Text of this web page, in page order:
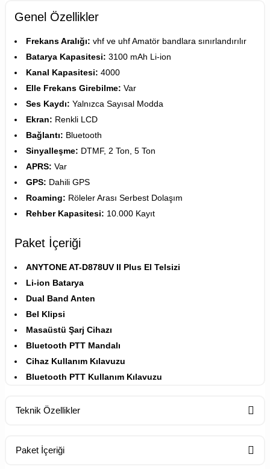
Genel Özellikler
Frekans Aralığı: vhf ve uhf Amatör bandlara sınırlandırılır
Batarya Kapasitesi: 3100 mAh Li-ion
Kanal Kapasitesi: 4000
Elle Frekans Girebilme: Var
Ses Kaydı: Yalnızca Sayısal Modda
Ekran: Renkli LCD
Bağlantı: Bluetooth
Sinyalleşme: DTMF, 2 Ton, 5 Ton
APRS: Var
GPS: Dahili GPS
Roaming: Röleler Arası Serbest Dolaşım
Rehber Kapasitesi: 10.000 Kayıt
Paket İçeriği
ANYTONE AT-D878UV II Plus El Telsizi
Li-ion Batarya
Dual Band Anten
Bel Klipsi
Masaüstü Şarj Cihazı
Bluetooth PTT Mandalı
Cihaz Kullanım Kılavuzu
Bluetooth PTT Kullanım Kılavuzu
Teknik Özellikler
Frekans Aralığı: vhf ve uhf Amatör bandlara sınırlandırılır
Batarya Kapasitesi: 3100 mAh Li-ion
Paket İçeriği